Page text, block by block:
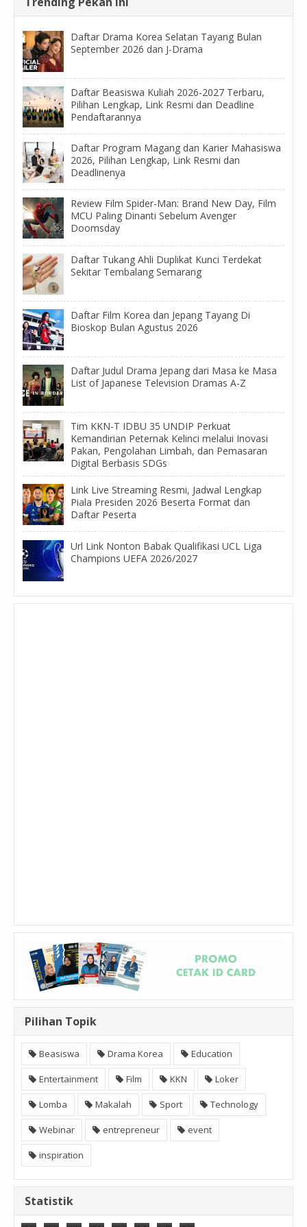
Daftar Drama Korea Selatan Tayang Bulan
September 2026 dan J-Drama
Daftar Beasiswa Kuliah 2026-2027 Terbaru,
Pilihan Lengkap, Link Resmi dan Deadline
Pendaftarannya
Daftar Program Magang dan Karier Mahasiswa
2026, Pilihan Lengkap, Link Resmi dan
Deadlinenya
Review Film Spider-Man: Brand New Day, Film
MCU Paling Dinanti Sebelum Avenger
Doomsday
Daftar Tukang Ahli Duplikat Kunci Terdekat
Sekitar Tembalang Semarang
Daftar Film Korea dan Jepang Tayang Di
Bioskop Bulan Agustus 2026
Daftar Judul Drama Jepang dari Masa ke Masa
List of Japanese Television Dramas A-Z
Tim KKN-T IDBU 35 UNDIP Perkuat
Kemandirian Peternak Kelinci melalui Inovasi
Pakan, Pengolahan Limbah, dan Pemasaran
Digital Berbasis SDGs
Link Live Streaming Resmi, Jadwal Lengkap
Piala Presiden 2026 Beserta Format dan
Daftar Peserta
Url Link Nonton Babak Qualifikasi UCL Liga
Champions UEFA 2026/2027
Pilihan Topik
Beasiswa Drama Korea Education
Entertainment Film KKN Loker
Lomba Makalah Sport Technology
Webinar entrepreneur event
inspiration
Statistik